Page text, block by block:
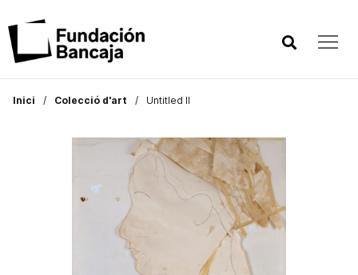
Inici Colecció d'art Untitled II